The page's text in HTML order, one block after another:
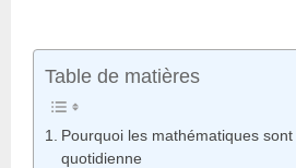
Table de matières
Pourquoi les mathématiques
quotidienne